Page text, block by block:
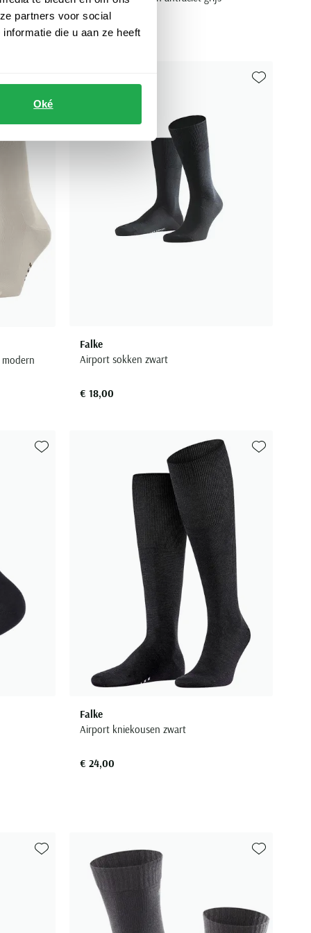
partners voor social
die u aan ze heeft
Oké
€ 20,00
Falke
Airport sokken zwart
€ 18,00
Falke
Airport kniekousen zwart
€ 24,00
Toevoegen aan favorieten